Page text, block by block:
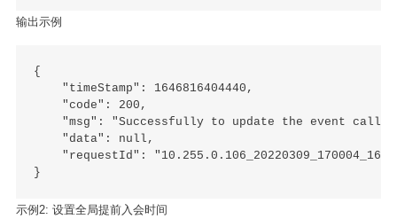
输出示例
{
    "timeStamp": 1646816404440,
    "code": 200,
"msg": "Successfully to update the event
    "data": null,
"requestId":
示例2: 设置全局提前入会时间